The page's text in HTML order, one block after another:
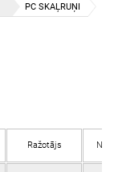
PC SKAĻRUŅI
Ražotājs